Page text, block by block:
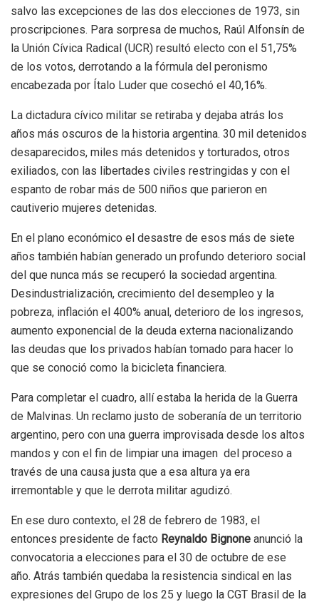
salvo las excepciones de las dos elecciones de 1973, sin
proscripciones. Para sorpresa de muchos, Raúl Alfonsín de
la Unión Cívica Radical (UCR) resultó electo con el 51,75%
de los votos, derrotando a la fórmula del peronismo
encabezada por Ítalo Luder que cosechó el 40,16%.
La dictadura cívico militar se retiraba y dejaba atrás los
años más oscuros de la historia argentina. 30 mil detenidos
desaparecidos, miles más detenidos y torturados, otros
exiliados, con las libertades civiles restringidas y con el
espanto de robar más de 500 niños que parieron en
cautiverio mujeres detenidas.
En el plano económico el desastre de esos más de siete
años también habían generado un profundo deterioro social
del que nunca más se recuperó la sociedad argentina.
Desindustrialización, crecimiento del desempleo y la
pobreza, inflación el 400% anual, deterioro de los ingresos,
aumento exponencial de la deuda externa nacionalizando
las deudas que los privados habían tomado para hacer lo
que se conoció como la bicicleta financiera.
Para completar el cuadro, allí estaba la herida de la Guerra
de Malvinas. Un reclamo justo de soberanía de un territorio
argentino, pero con una guerra improvisada desde los altos
mandos y con el fin de limpiar una imagen del proceso a
través de una causa justa que a esa altura ya era
irremontable y que le derrota militar agudizó.
En ese duro contexto, el 28 de febrero de 1983, el
entonces presidente de facto Reynaldo Bignone anunció la
convocatoria a elecciones para el 30 de octubre de ese
año. Atrás también quedaba la resistencia sindical en las
expresiones del Grupo de los 25 y luego la CGT Brasil de la